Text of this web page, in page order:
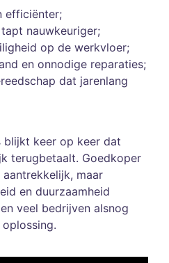
efficiënter;
nauwkeuriger;
op de werkvloer;
en onnodige reparaties;
dat jarenlang
blijkt keer op keer dat
terugbetaalt. Goedkoper
maar
en duurzaamheid
veel bedrijven alsnog